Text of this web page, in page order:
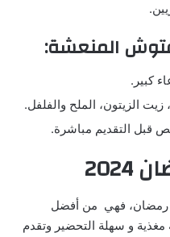
المنعشة:
كبير.
الزيتون، الملح والفلفل.
قبل التقديم مباشرة.
رمضان، فهي من أفضل
وسريعة مغذية و سهلة التحضير وتقدم